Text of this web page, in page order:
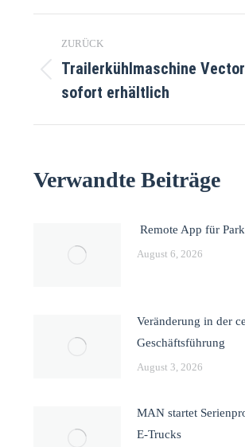
ZURÜCK
Trailerkühlmaschine
sofort erhältlich
Verwandte Beiträge
Remote App für
August 6, 2026
Veränderung in der
Geschäftsführung
August 3, 2026
MAN startet
E-Trucks